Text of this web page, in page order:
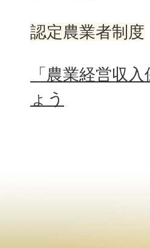
認定農業者制度
「農業経営収
ょう